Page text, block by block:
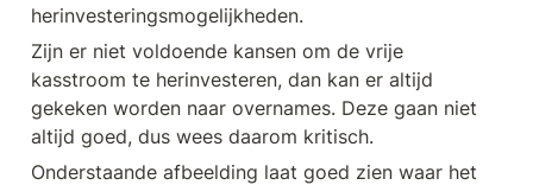
herinvesteringsmogelijkheden.
Zijn er niet voldoende kansen om de vrije
kasstroom te herinvesteren, dan kan er altijd
gekeken worden naar overnames. Deze gaan niet
altijd goed, dus wees daarom kritisch.
Onderstaande afbeelding laat goed zien waar het